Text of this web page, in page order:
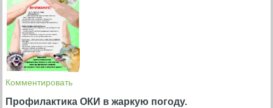
Комментировать
Профилактика ОКИ в жаркую погоду.